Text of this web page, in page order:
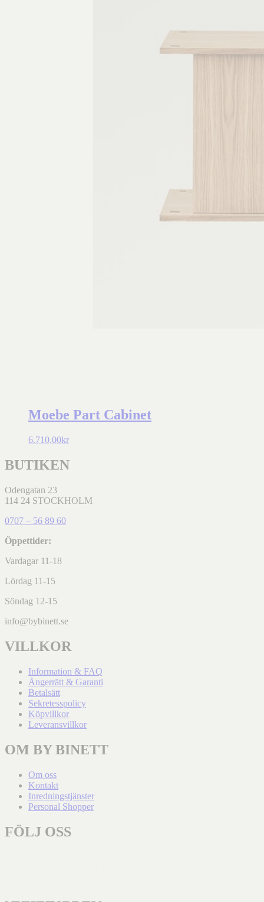
Moebe Part Cabinet
6.710,00kr
BUTIKEN
Odengatan 23
114 24 STOCKHOLM
0707 – 56 89 60
Öppettider:
Vardagar 11-18
Lördag 11-15
Söndag 12-15
info@bybinett.se
VILLKOR
Information & FAQ
Ångerrätt & Garanti
Betalsätt
Sekretesspolicy
Köpvillkor
Leveransvillkor
OM BY BINETT
Om oss
Kontakt
Inredningstjänster
Personal Shopper
FÖLJ OSS